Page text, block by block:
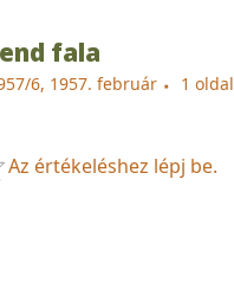
fala
6, 1957. február
1 oldal
Az értékeléshez lépj be.